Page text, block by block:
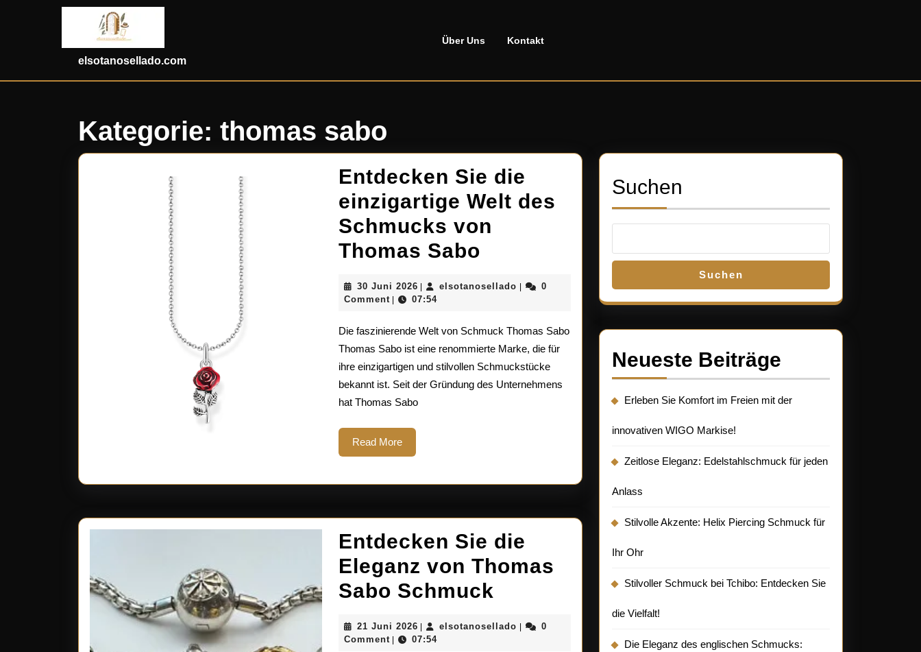
elsotanosellado.com
Über Uns Kontakt
Kategorie: thomas sabo
Entdecken Sie die
einzigartige Welt des
Schmucks von
Thomas Sabo
einzigartige
Welt
des
30 Juni 2026 30
Juni
elsotanosellado elsotanosellado
0
Comment
07:54
Die faszinierende Welt von Schmuck Thomas Sabo
Thomas Sabo ist eine renommierte Marke, die für
ihre einzigartigen und stilvollen Schmuckstücke
bekannt ist. Seit der Gründung des Unternehmens
hat Thomas Sabo
Read MoreRead
More
Entdecken Sie die
Eleganz von Thomas
Sabo Schmuck
die
21 Juni 2026 21
Juni
elsotanosellado elsotanosellado
0
Comment
07:54
Suchen
Suchen
Neueste Beiträge
Erleben Sie Komfort im Freien mit der
innovativen WIGO Markise!
Zeitlose Eleganz: Edelstahlschmuck für jeden
Anlass
Stilvolle Akzente: Helix Piercing Schmuck für
Ihr Ohr
Stilvoller Schmuck bei Tchibo: Entdecken Sie
die Vielfalt!
Die Eleganz des englischen Schmucks: